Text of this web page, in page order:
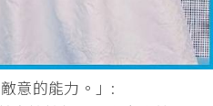
意的能力。」: